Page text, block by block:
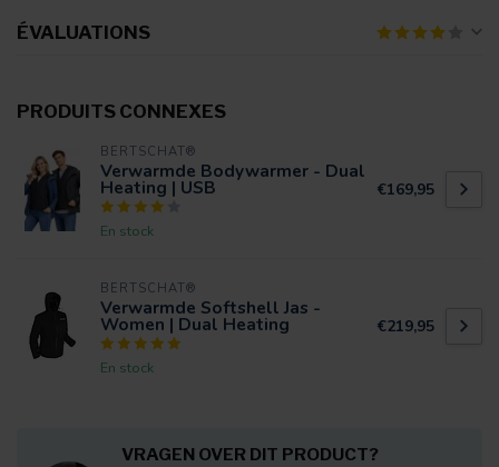
ÉVALUATIONS
PRODUITS CONNEXES
BERTSCHAT®
Verwarmde Bodywarmer - Dual
Heating | USB
En stock
€169,95
BERTSCHAT®
Verwarmde Softshell Jas -
Women | Dual Heating
En stock
€219,95
VRAGEN OVER DIT PRODUCT?